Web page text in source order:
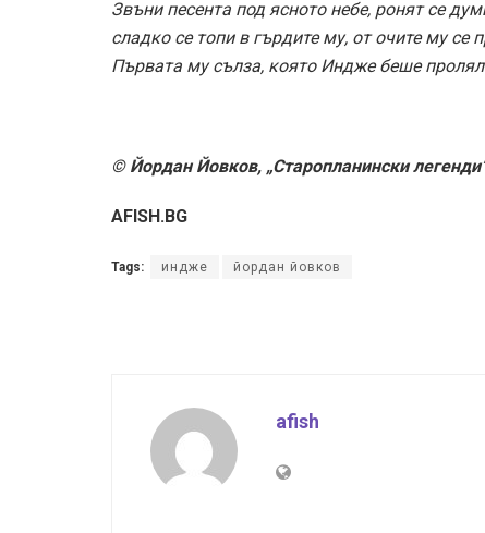
Звъни песента под ясното небе, ронят се
сладко се топи в гърдите му, от очите му
Първата му сълза, която Индже беше пролял
© Йордан Йовков, „Старопланински
AFISH.BG
Tags: индже йордан йовков
afish